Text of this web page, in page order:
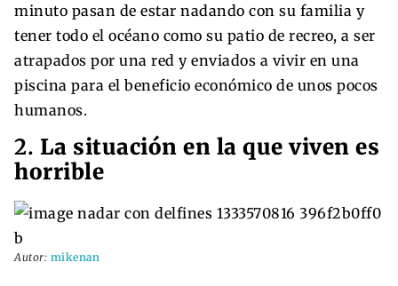
minuto pasan de estar nadando con su familia y
tener todo el océano como su patio de recreo, a ser
atrapados por una red y enviados a vivir en una
piscina para el beneficio económico de unos pocos
humanos.
2. La situación en la que viven es
horrible
Autor: mikenan